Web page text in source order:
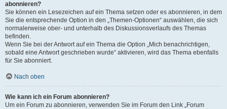
abonnieren?
Sie können ein Lesezeichen auf ein Thema setzen oder es abonnieren, in dem
Sie die entsprechende Option in den „Themen-Optionen“ auswählen, die sich
normalerweise ober- und unterhalb des Diskussionsverlaufs des Themas
befinden.
Wenn Sie bei der Antwort auf ein Thema die Option „Mich benachrichtigen,
sobald eine Antwort geschrieben wurde“ aktivieren, wird das Thema ebenfalls
für Sie abonniert.
Nach oben
Wie kann ich ein Forum abonnieren?
Um ein Forum zu abonnieren, verwenden Sie im Forum den Link „Forum